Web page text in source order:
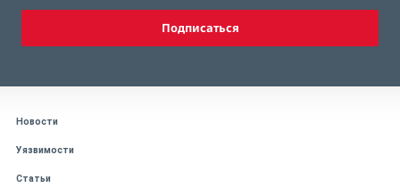
Подписаться
Новости
Уязвимости
Статьи